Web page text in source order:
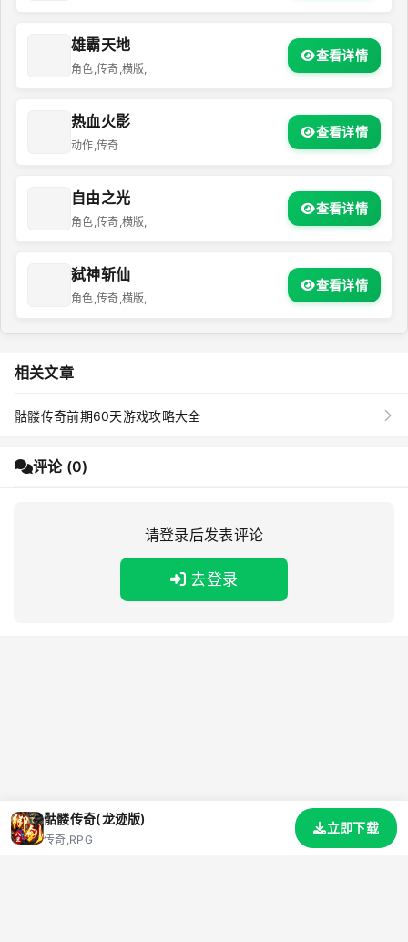
雄霸天地
角色,传奇,横版,
查看详情
热血火影
动作,传奇
查看详情
自由之光
角色,传奇,横版,
查看详情
弑神斩仙
角色,传奇,横版,
查看详情
相关文章
骷髅传奇前期60天游戏攻略大全
评论 (0)
请登录后发表评论
去登录
骷髅传奇(龙迹版)
传奇,RPG
立即下载